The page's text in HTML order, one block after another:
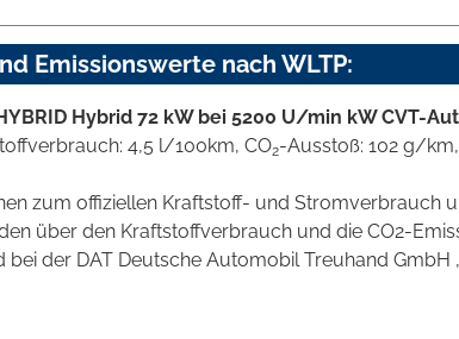
Emissionswerte nach WLTP:
Hybrid 72 kW bei 5200 U/min kW CVT-
4,5 l/100km, CO2-Ausstoß: 102 g/
zum offiziellen Kraftstoff- und Stromverbrauch
über den Kraftstoffverbrauch und die CO2-
bei der DAT Deutsche Automobil Treuhand